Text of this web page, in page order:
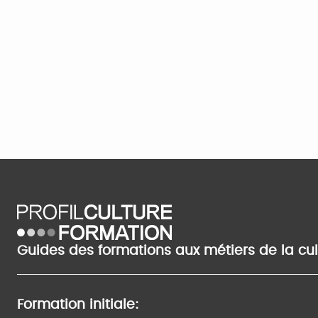
Guides des formations aux métiers de la
Formation initiale: